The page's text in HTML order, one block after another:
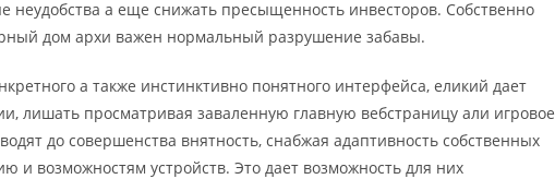
неудобства а еще снижать пресыщенность инвесторов. Собственно
дом архи важен нормальный разрушение забавы.
а также инстинктивно понятного интерфейса, еликий дает
лишать просматривая заваленную главную вебстраницу али игровое
до совершенства внятность, снабжая адаптивность собственных
и возможностям устройств. Это дает возможность для них